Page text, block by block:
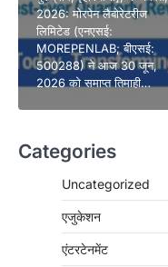
2026: मोरपेन लैबोरेटरीज
लिमिटेड (एनएसई:
MOREPENLAB; बीएसई:
500288) ने आज 30 जून,
2026 को समाप्त तिमाही…
Categories
Uncategorized
एजुकेशन
एंटरटेनमेंट